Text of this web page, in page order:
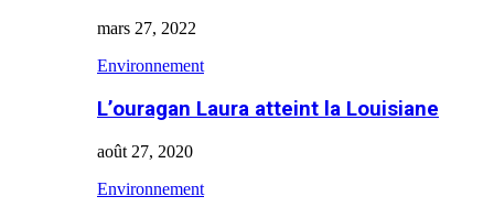
mars 27, 2022
Environnement
L’ouragan Laura atteint la Louisiane
août 27, 2020
Environnement